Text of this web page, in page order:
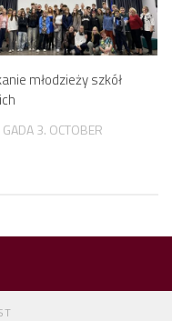
młodzieży szkół
3. OCTOBER